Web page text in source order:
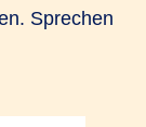
Sprechen